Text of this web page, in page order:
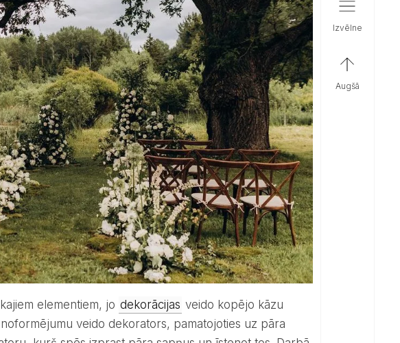
elementiem, jo dekorācijas veido kopējo kāzu
veido dekorators, pamatojoties uz pāra
izvēlne
augšā